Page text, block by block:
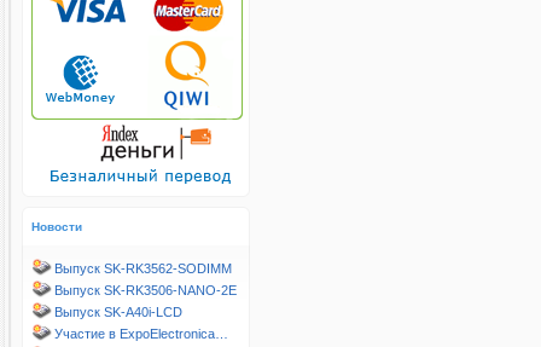
Новости
Выпуск SK-RK3562-SODIMM
Выпуск SK-RK3506-NANO-2E
Выпуск SK-A40i-LCD
Участие в ExpoElectronica…